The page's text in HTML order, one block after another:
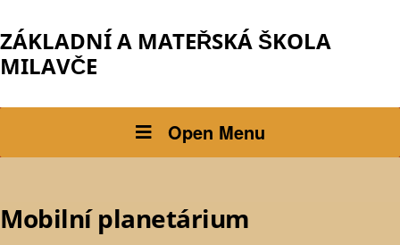
ZÁKLADNÍ A MATEŘSKÁ ŠKOLA
MILAVČE
Open Menu
Mobilní planetárium